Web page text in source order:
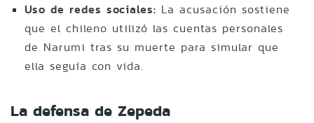
Uso de redes sociales: La acusación sostiene
que el chileno utilizó las cuentas personales
de Narumi tras su muerte para simular que
ella seguía con vida.
La defensa de Zepeda